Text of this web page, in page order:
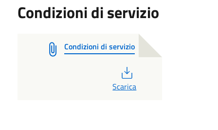
Condizioni di servizio
Condizioni di servizio
Scarica